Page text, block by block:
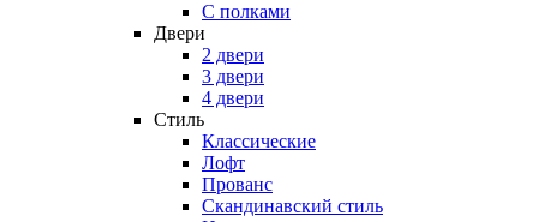
С полками
Двери
2 двери
3 двери
4 двери
Стиль
Классические
Лофт
Прованс
Скандинавский стиль